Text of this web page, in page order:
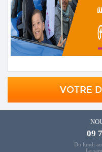
VOTRE
09
Du lundi
Le